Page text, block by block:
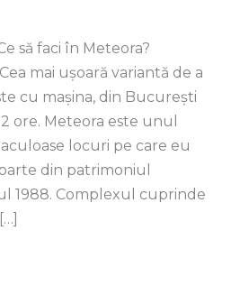
să faci în Meteora?
mai ușoară variantă de a
cu mașina, din București
ore. Meteora este unul
locuri pe care eu
din patrimoniul
1988. Complexul cuprinde